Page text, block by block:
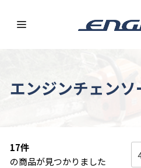
エンジンチェンソ
17件
の商品が見つかりました